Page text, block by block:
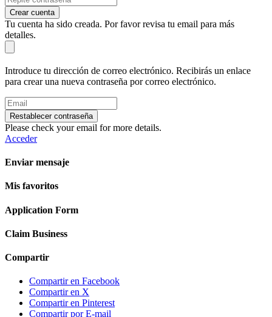
Crear cuenta
Tu cuenta ha sido creada. Por favor revisa tu email para más
detalles.
Introduce tu dirección de correo electrónico. Recibirás un enlace
para crear una nueva contraseña por correo electrónico.
Restablecer contraseña
Please check your email for more details.
Acceder
Enviar mensaje
Mis favoritos
Application Form
Claim Business
Compartir
Compartir en Facebook
Compartir en X
Compartir en Pinterest
Compartir por E-mail